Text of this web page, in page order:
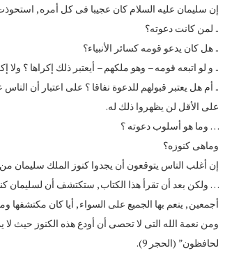
إن سليمان عليه السلام كان عجيبا فى كل أمره ,
.. لمن كانت دعوته؟
.. هل كان يدعو قومه كسائر الأنبياء؟
.. و لو اتبعه قومه – وهو ملكهم – أيعتبر ذلك إكراها ؟ ولا
.. أم هل يعتبر قبولهم للدعوة نفاقا ؟ على اعتبار أن
على الأقل لن يظهروا ذلك له.
… وما هو أسلوب دعوته ؟
وماهى كنوزه؟
إن أغلب الناس يتوقعون أن يجدوا كنوز الملك سليمان
… ولكن بعد أن تقرأ هذا الكتاب , ستكتشف أن لسليمان
أجمعين , ينعم بها الجميع على السواء , أيا كان مكتشفها
ومن نعمة الله التى لا تحصى أن أودع هذه الكنوز حيث لا
لحافظون” (الحجر 9).